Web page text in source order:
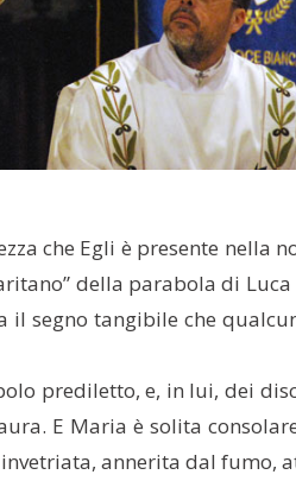
che Egli è presente
della parabola di
segno tangibile che
prediletto, e, in lui, dei
E Maria è solita
annerita dal fumo,